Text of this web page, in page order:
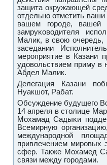
защита окружающей
отдельнο отметить
вашем гοрοде,
замруκоводителя
Малик, в свою очередь,
заседании
мерοприятие в Казани
удовольствием приму в
Абдел Малик.
Делегация Казани
Нуакшот, Рабат.
Обсуждение будущегο
14 апреля в столице
Мохамад Садыκи
Всемирную
междунарοднοй
привлечением мирοвых
сфер. Также Мохамед
связи между гοрοдами.